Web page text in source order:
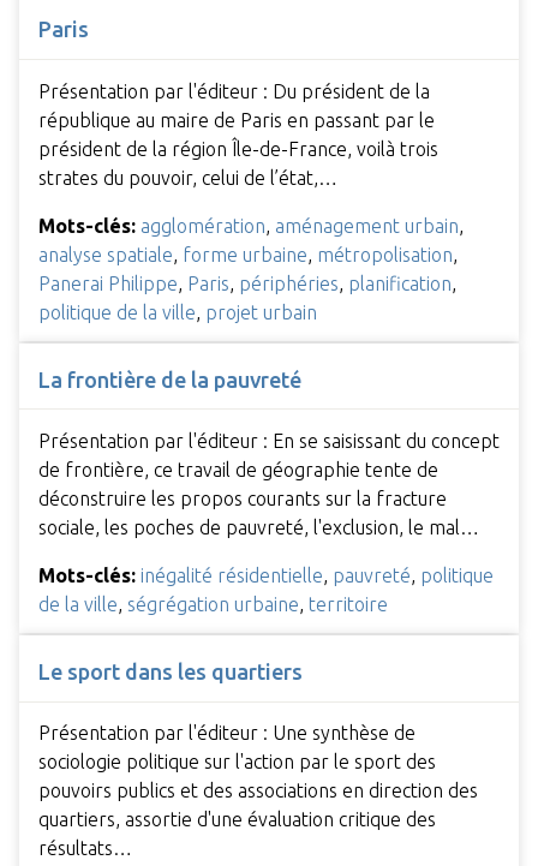
Paris
Présentation par l'éditeur : Du président de la
république au maire de Paris en passant par le
président de la région Île-de-France, voilà trois
strates du pouvoir, celui de l’état,…
Mots-clés: agglomération aménagement urbain
analyse spatiale forme urbaine métropolisation
Panerai Philippe Paris périphéries planification
politique de la ville projet urbain
La frontière de la pauvreté
Présentation par l'éditeur : En se saisissant du concept
de frontière, ce travail de géographie tente de
déconstruire les propos courants sur la fracture
sociale, les poches de pauvreté, l'exclusion, le mal…
Mots-clés: inégalité résidentielle, pauvreté, politique
de la ville, ségrégation urbaine, territoire
Le sport dans les quartiers
Présentation par l'éditeur : Une synthèse de
sociologie politique sur l'action par le sport des
pouvoirs publics et des associations en direction des
quartiers, assortie d'une évaluation critique des
résultats…